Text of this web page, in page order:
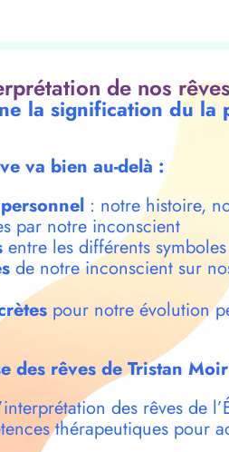
de nos
la signification du la
va bien au-delà :
: notre histoire,
par notre inconscient
entre les différents
de notre inconscient sur
pour notre évolution
des rêves de Tristan
des rêves de
thérapeutiques pour